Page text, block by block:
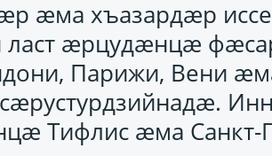
ӕма хъазардӕр
ласт ӕрцудӕнцӕ
Парижи, Вени
Тифлис ӕма Санкт-